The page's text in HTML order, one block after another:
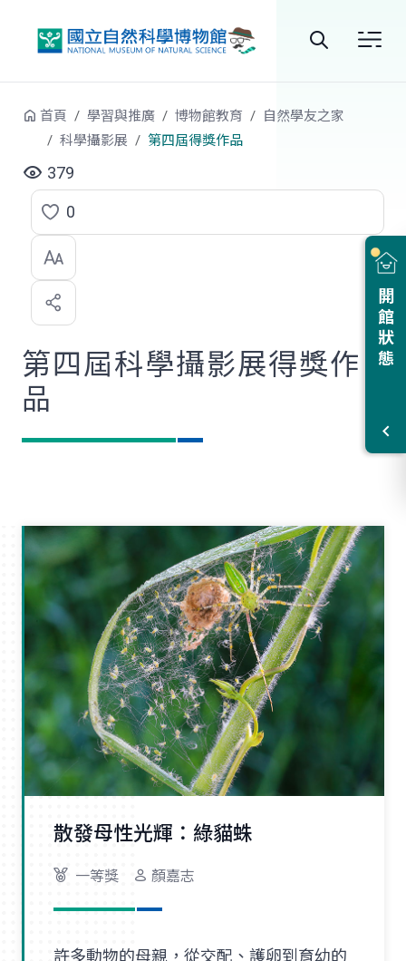
站
開館狀態
首頁 學習與推廣 博物館教育
自然學友之家
科學攝影展
第四屆得獎作品
379
點
選
喜
歡
0
第四屆科學攝影展得獎作
品
散發母性光輝：綠貓蛛
一等獎 顏嘉志
許多動物的母親，從交配、護卵到育幼的